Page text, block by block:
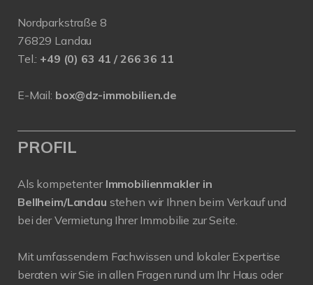
Nordparkstraße 8
76829 Landau
Tel.: +49 (0) 63 41 / 266 36 11
E-Mail: box@dz-immobilien.de
PROFIL
Als kompetenter Immobilienmakler in
Bellheim/Landau stehen wir Ihnen beim Verkauf und
bei der Vermietung Ihrer Immobilie zur Seite.
Mit umfassendem Fachwissen und lokaler Expertise
beraten wir Sie in allen Fragen rund um Ihr Haus oder